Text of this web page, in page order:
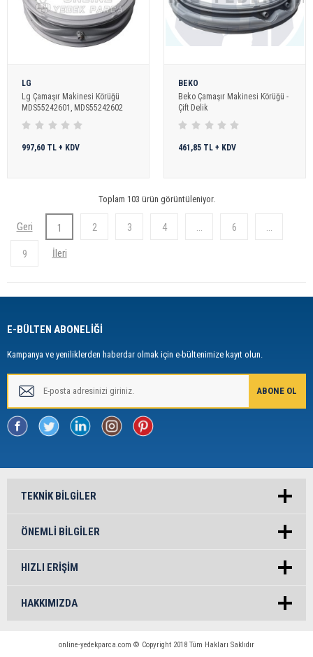
LG
Lg Çamaşır Makinesi Körüğü
MDS55242601, MDS55242602
997,60 TL + KDV
BEKO
Beko Çamaşır Makinesi Körüğü -
Çift Delik
461,85 TL + KDV
Toplam 103 ürün görüntüleniyor.
1 2 3 4 ... 6 ...
9
E-BÜLTEN ABONELİĞİ
Kampanya ve yeniliklerden haberdar olmak için e-bültenimize kayıt olun.
TEKNIK BILGILER
ÖNEMLI BILGILER
HIZLI ERIŞIM
HAKKIMIZDA
online-yedekparca.com © Copyright 2018 Tüm Hakları Saklıdır